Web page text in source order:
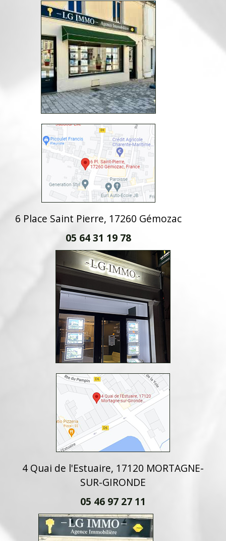
6 Place Saint Pierre, 17260 Gémozac
05 64 31 19 78
4 Quai de l'Estuaire, 17120 MORTAGNE-
SUR-GIRONDE
05 46 97 27 11